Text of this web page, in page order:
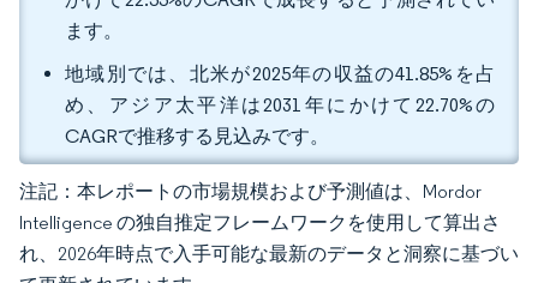
ます。
地域別では、北米が2025年の収益の41.85%を占
め、アジア太平洋は2031年にかけて22.70%の
CAGRで推移する見込みです。
注記：本レポートの市場規模および予測値は、Mordor
Intelligence の独自推定フレームワークを使用して算出さ
れ、2026年時点で入手可能な最新のデータと洞察に基づい